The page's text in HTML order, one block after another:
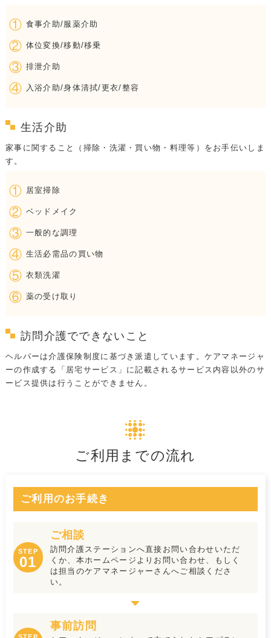
① 食事介助/服薬介助
② 体位変換/移動/移乗
③ 排泄介助
④ 入浴介助/身体清拭/更衣/整容
生活介助
家事に関すること（掃除・洗濯・買い物・料理等）をお手伝いしま
す。
① 居室掃除
② ベッドメイク
③ 一般的な調理
④ 生活必需品の買い物
⑤ 衣類洗濯
⑥ 薬の受け取り
訪問介護でできないこと
ヘルパーは介護保険制度に基づき派遣しています。ケアマネージャ
ーの作成する「居宅サービス」に記載されるサービス内容以外のサ
ービス提供は行うことができません。
ご利用までの流れ
ご利用のお手続き
STEP
01
ご相談
訪問介護ステーションへ直接お問い合わせいただ
くか、本ホームページよりお問い合わせ、もしく
は担当のケアマネージャーさんへご相談くださ
い。
事前訪問